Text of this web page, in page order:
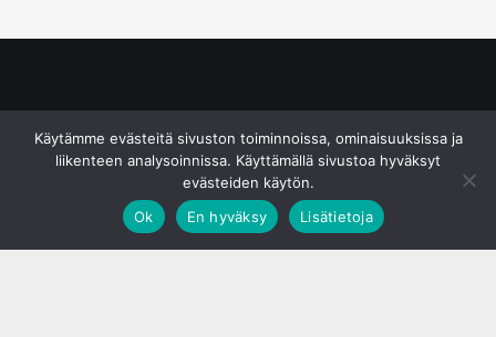
Käytämme evästeitä sivuston toiminnoissa, ominaisuuksissa ja
liikenteen analysoinnissa. Käyttämällä sivustoa hyväksyt
evästeiden käytön.
Ok
En hyväksy Lisätietoja